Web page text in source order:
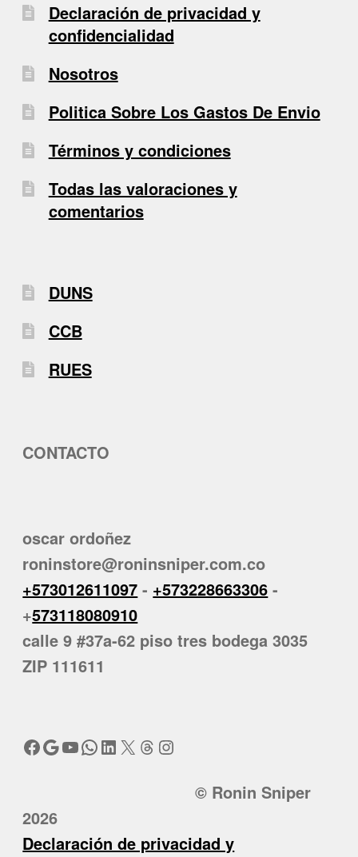
Declaración de privacidad y
confidencialidad
Nosotros
Politica Sobre Los Gastos De Envio
Términos y condiciones
Todas las valoraciones y
comentarios
DUNS
CCB
RUES
CONTACTO
oscar ordoñez
roninstore@roninsniper.com.co
+573012611097 - +573228663306 -
+573118080910
calle 9 #37a-62 piso tres bodega 3035
ZIP 111611
Facebook
Google
YouTube
WhatsApp
LinkedIn
X Threads
Instagram
© Ronin Sniper
2026
Declaración de privacidad y